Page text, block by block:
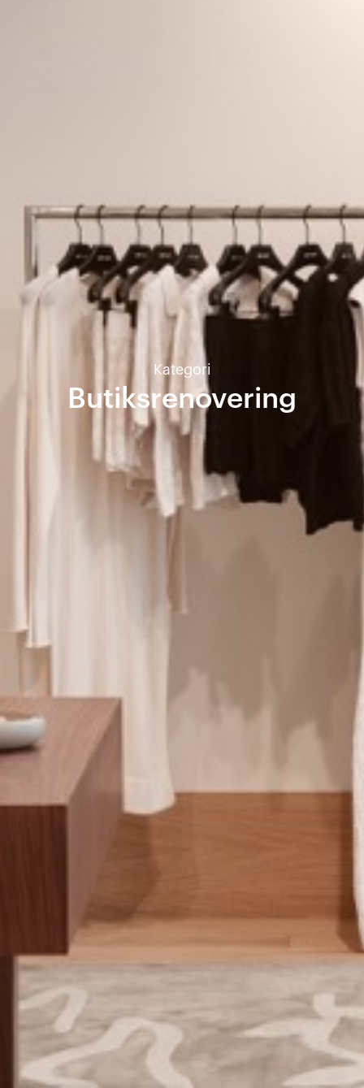
Kategori
Butiksrenovering